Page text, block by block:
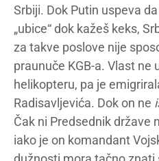
Srbiji. Dok Putin uspeva
„ubice“ dok kažeš keks,
za takve poslove nije
praunuče KGB-a. Vlast ne
helikopteru, pa je
Radisavljevića. Dok on ne
Čak ni Predsednik države
iako je on komandant